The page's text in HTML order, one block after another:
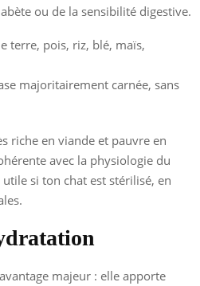
ou de la sensibilité digestive.
terre, pois, riz, blé, maïs,
majoritairement carnée, sans
riche en viande et pauvre en
avec la physiologie du
si ton chat est stérilisé, en
majeur : elle apporte